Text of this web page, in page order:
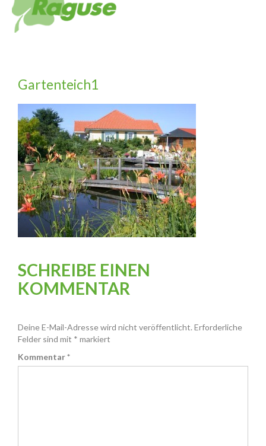
Gartenteich1
SCHREIBE EINEN
KOMMENTAR
Deine E-Mail-Adresse wird nicht veröffentlicht. Erforderliche
Felder sind mit * markiert
Kommentar*